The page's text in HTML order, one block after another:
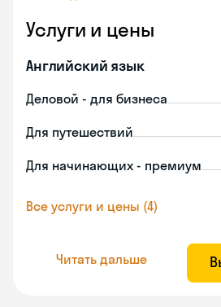
Услуги и цены
Английский язык
Деловой - для бизнеса
Для путешествий
Для начинающих - премиум
Все услуги и цены (4)
Читать дальше